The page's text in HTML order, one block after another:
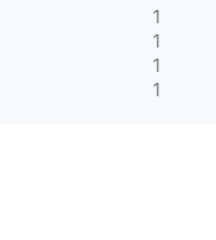
1
1
1
1